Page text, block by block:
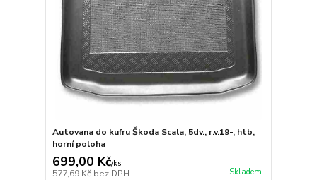
Autovana do kufru Škoda Scala, 5dv., r.v.19-, htb,
horní poloha
699,00 Kč/ks
577,69 Kč bez DPH Skladem